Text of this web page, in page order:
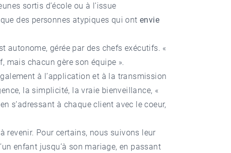
sortis d’école ou à l’issue
des personnes atypiques qui ont envie
autonome, gérée par des chefs exécutifs. «
mais chacun gère son équipe ».
à l’application et à la transmission
la simplicité, la vraie bienveillance, «
s’adressant à chaque client avec le coeur,
revenir. Pour certains, nous suivons leur
enfant jusqu’à son mariage, en passant